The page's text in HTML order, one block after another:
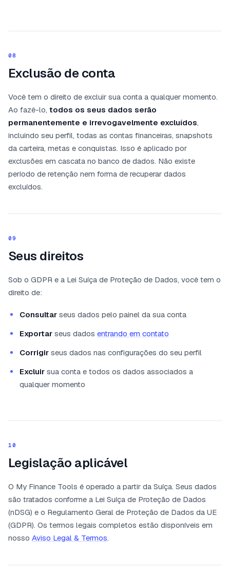
08
Exclusão de conta
Você tem o direito de excluir sua conta a qualquer momento.
Ao fazê-lo, todos os seus dados serão
permanentemente e irrevogavelmente excluídos,
incluindo seu perfil, todas as contas financeiras, snapshots
da carteira, metas e conquistas. Isso é aplicado por
exclusões em cascata no banco de dados. Não existe
período de retenção nem forma de recuperar dados
excluídos.
09
Seus direitos
Sob o GDPR e a Lei Suíça de Proteção de Dados, você tem o
direito de:
Consultar seus dados pelo painel da sua conta
Exportar seus dados entrando em contato
Corrigir seus dados nas configurações do seu perfil
Excluir sua conta e todos os dados associados a
qualquer momento
10
Legislação aplicável
O My Finance Tools é operado a partir da Suíça. Seus dados
são tratados conforme a Lei Suíça de Proteção de Dados
(nDSG) e o Regulamento Geral de Proteção de Dados da UE
(GDPR). Os termos legais completos estão disponíveis em
nosso Aviso Legal & Termos.